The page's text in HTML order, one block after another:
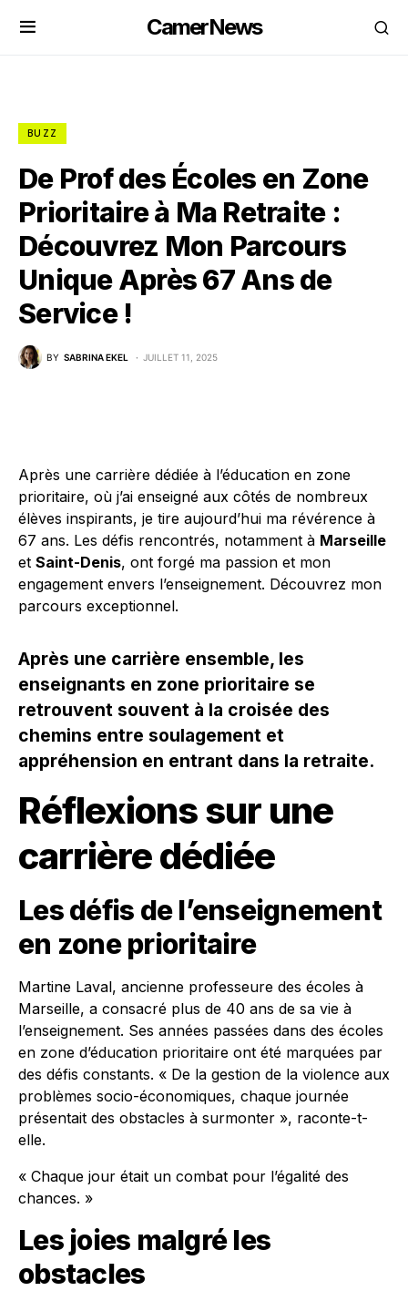
CamerNews
BUZZ
De Prof des Écoles en Zone
Prioritaire à Ma Retraite :
Découvrez Mon Parcours
Unique Après 67 Ans de
Service !
BY SABRINA EKEL JUILLET 11, 2025
Après une carrière dédiée à l’éducation en zone
prioritaire, où j’ai enseigné aux côtés de nombreux
élèves inspirants, je tire aujourd’hui ma révérence à
67 ans. Les défis rencontrés, notamment à Marseille
et Saint-Denis, ont forgé ma passion et mon
engagement envers l’enseignement. Découvrez mon
parcours exceptionnel.
Après une carrière ensemble, les
enseignants en zone prioritaire se
retrouvent souvent à la croisée des
chemins entre soulagement et
appréhension en entrant dans la retraite.
Réflexions sur une
carrière dédiée
Les défis de l’enseignement
en zone prioritaire
Martine Laval, ancienne professeure des écoles à
Marseille, a consacré plus de 40 ans de sa vie à
l’enseignement. Ses années passées dans des écoles
en zone d’éducation prioritaire ont été marquées par
des défis constants. « De la gestion de la violence aux
problèmes socio-économiques, chaque journée
présentait des obstacles à surmonter », raconte-t-
elle.
« Chaque jour était un combat pour l’égalité des
chances. »
Les joies malgré les
obstacles